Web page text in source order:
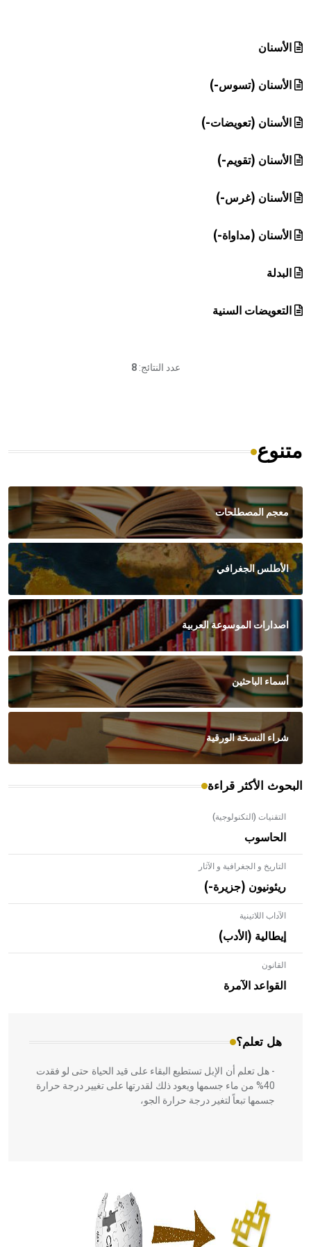
الأسنان
الأسنان (تسوس-)
الأسنان (تعويضات-)
الأسنان (تقويم-)
الأسنان (غرس-)
الأسنان (مداواة-)
البدلة
التعويضات السنية
عدد النتائج:8
متنوع
معجم المصطلحات
الأطلس الجغرافي
اصدارات الموسوعة العربية
أسماء الباحثين
شراء النسخة الورقية
البحوث الأكثر قراءة
التقنيات (التكنولوجية)
الحاسوب
التاريخ و الجغرافية و الآثار
ريئونيون (جزيرة-)
الآداب اللاتينية
إيطالية (الأدب)
القانون
القواعد الآمرة
هل تعلم؟
- هل تعلم أن الأبلق نوع من الفنون الهندسية التي ارتبطت
بالعمارة الإسلامية في بلاد الشام ومصر خاصة، حيث يحرص
المعمار على بناء مداميكه وخاصة في الواجهات
- هل تعلم أن الإبل تستطيع البقاء على قيد الحياة حتى لو فقدت
40% من ماء جسمها ويعود ذلك لقدرتها على تغيير درجة حرارة
جسمها تبعاً لتغير درجة حرارة الجو،
الحكم، الأدلة، تنظيم التغذية، ورسالته في جروح الرأس. ويعود
له الفضل بأنه حرر الطب من الدين والفلسفة.